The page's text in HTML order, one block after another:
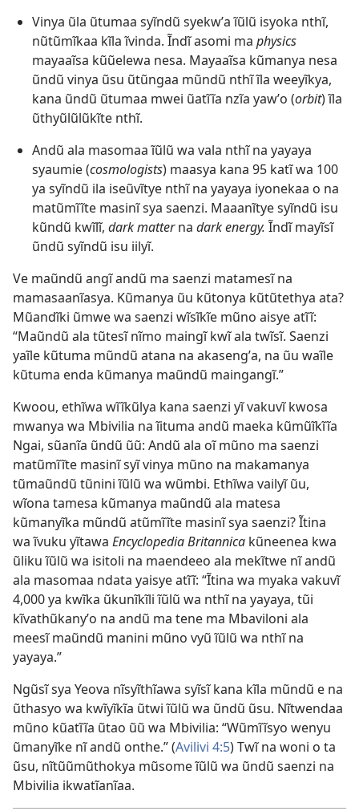
Vinya ũla ũtumaa syĩndũ syekwʼa ĩũlũ isyoka nthĩ,
nũtũmĩkaa kĩla ĩvinda. Ĩndĩ asomi ma physics
mayaaĩsa kũũelewa nesa. Mayaaĩsa kũmanya nesa
ũndũ vinya ũsu ũtũngaa mũndũ nthĩ ĩla weeyĩkya,
kana ũndũ ũtumaa mwei ũatĩĩa nzĩa yawʼo (orbit) ĩla
ũthyũlũlũkĩte nthĩ.
Andũ ala masomaa ĩũlũ wa vala nthĩ na yayaya
syaumie (cosmologists) maasya kana 95 katĩ wa 100
ya syĩndũ ila iseũvĩtye nthĩ na yayaya iyonekaa o na
matũmĩĩte masinĩ sya saenzi. Maaanĩtye syĩndũ isu
kũndũ kwĩlĩ, dark matterna dark energy. Ĩndĩ mayĩsĩ
ũndũ syĩndũ isu iilyĩ.
Ve maũndũ angĩ andũ ma saenzi matamesĩ na
mamasaanĩasya. Kũmanya ũu kũtonya kũtũtethya ata?
Mũandĩki ũmwe wa saenzi wĩsĩkĩe mũno aisye atĩĩ:
“Maũndũ ala tũtesĩ nĩmo maingĩ kwĩ ala twĩsĩ. Saenzi
yaĩle kũtuma mũndũ atana na akasengʼa, na ũu waĩle
kũtuma enda kũmanya maũndũ maingangĩ.”
Kwoou, ethĩwa wĩĩkũlya kana saenzi yĩ vakuvĩ kwosa
mwanya wa Mbivilia na ĩituma andũ maeka kũmũĩkĩĩa
Ngai, sũanĩa ũndũ ũũ: Andũ ala oĩ mũno ma saenzi
matũmĩĩte masinĩ syĩ vinya mũno na makamanya
tũmaũndũ tũnini ĩũlũ wa wũmbi. Ethĩwa vailyĩ ũu,
wĩona tamesa kũmanya maũndũ ala matesa
kũmanyĩka mũndũ atũmĩĩte masinĩ sya saenzi? Ĩtina
wa ĩvuku yĩtawa Encyclopedia Britannica kũneenea kwa
ũliku ĩũlũ wa isitoli na maendeeo ala mekĩtwe nĩ andũ
ala masomaa ndata yaisye atĩĩ: “Ĩtina wa myaka vakuvĩ
4,000 ya kwĩka ũkunĩkĩli ĩũlũ wa nthĩ na yayaya, tũi
kĩvathũkanyʼo na andũ ma tene ma Mbaviloni ala
meesĩ maũndũ manini mũno vyũ ĩũlũ wa nthĩ na
yayaya.”
Ngũsĩ sya Yeova nĩsyĩthĩawa syĩsĩ kana kĩla mũndũ e na
ũthasyo wa kwĩyĩkĩa ũtwi ĩũlũ wa ũndũ ũsu. Nĩtwendaa
mũno kũatĩĩa ũtao ũũ wa Mbivilia: “Wũmĩĩsyo wenyu
ũmanyĩke nĩ andũ onthe.” (Avilivi 4:5) Twĩ na woni o ta
ũsu, nĩtũũmũthokya mũsome ĩũlũ wa ũndũ saenzi na
Mbivilia ikwatĩanĩaa.